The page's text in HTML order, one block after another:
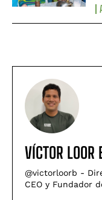
VÍCTOR LOOR
@victorloorb -
CEO y Fundador